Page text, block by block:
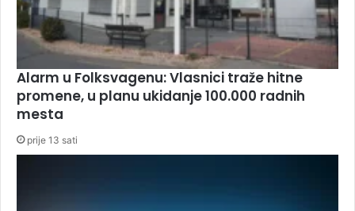
Alarm u Folksvagenu: Vlasnici traže hitne
promene, u planu ukidanje 100.000 radnih
mesta
prije 13 sati